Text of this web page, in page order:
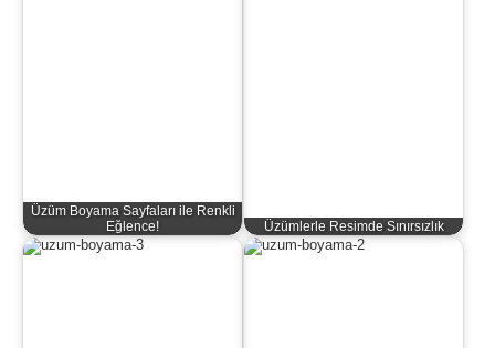
Üzüm Boyama Sayfaları ile Renkli
Eğlence!
Üzümlerle Resimde Sınırsızlık